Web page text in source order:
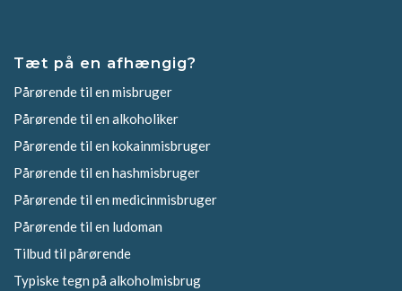
Tæt på en afhængig?
Pårørende til en misbruger
Pårørende til en alkoholiker
Pårørende til en kokainmisbruger
Pårørende til en hashmisbruger
Pårørende til en medicinmisbruger
Pårørende til en ludoman
Tilbud til pårørende
Typiske tegn på alkoholmisbrug